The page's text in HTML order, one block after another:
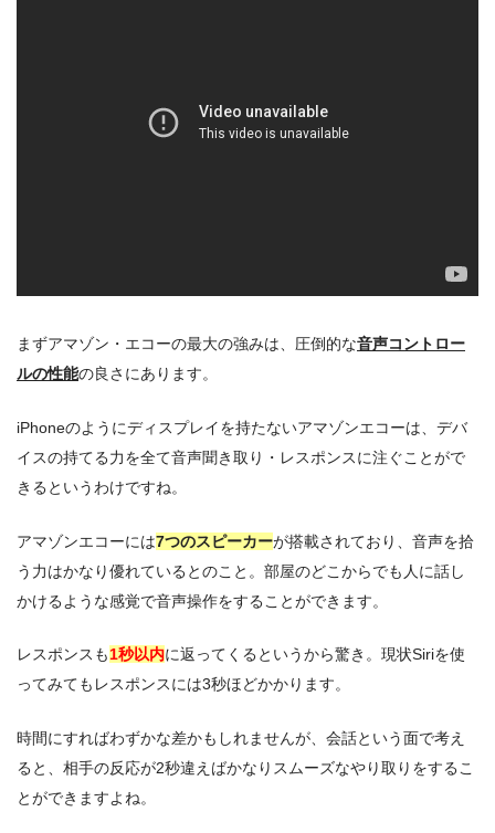
まずアマゾン・エコーの最大の強みは、圧倒的な音声コントロー
ルの性能の良さにあります。
iPhoneのようにディスプレイを持たないアマゾンエコーは、デバ
イスの持てる力を全て音声聞き取り・レスポンスに注ぐことがで
きるというわけですね。
アマゾンエコーには7つのスピーカーが搭載されており、音声を拾
う力はかなり優れているとのこと。部屋のどこからでも人に話し
かけるような感覚で音声操作をすることができます。
レスポンスも1秒以内に返ってくるというから驚き。現状Siriを使
ってみてもレスポンスには3秒ほどかかります。
時間にすればわずかな差かもしれませんが、会話という面で考え
ると、相手の反応が2秒違えばかなりスムーズなやり取りをするこ
とができますよね。